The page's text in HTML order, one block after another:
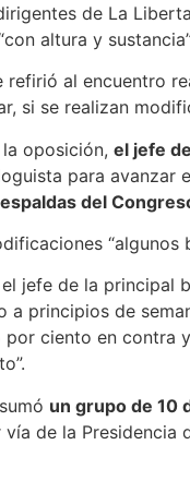
de La
altura y
al encuentro
si se realizan
oposición, el jefe
para avanzar
del
jefe de la principal
a principios de
por ciento en contra y
un grupo de 10
de la